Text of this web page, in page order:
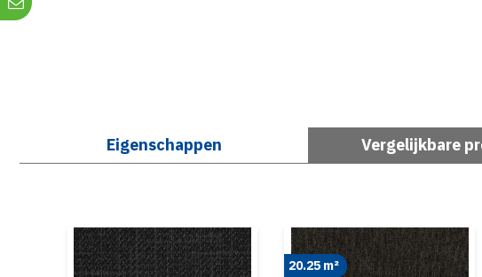
Eigenschappen Vergelijkbare
20.25 m²